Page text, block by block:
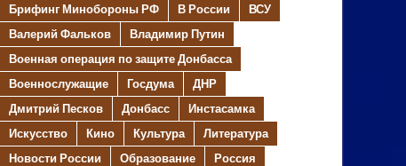
Брифинг Минобороны РФ
В России
ВСУ
Валерий Фальков
Владимир Путин
Военная операция по защите Донбасса
Военнослужащие
Госдума
ДНР
Дмитрий Песков
Донбасс
Инстасамка
Искусство
Кино Культура
Литература
Новости России
Образование
Россия